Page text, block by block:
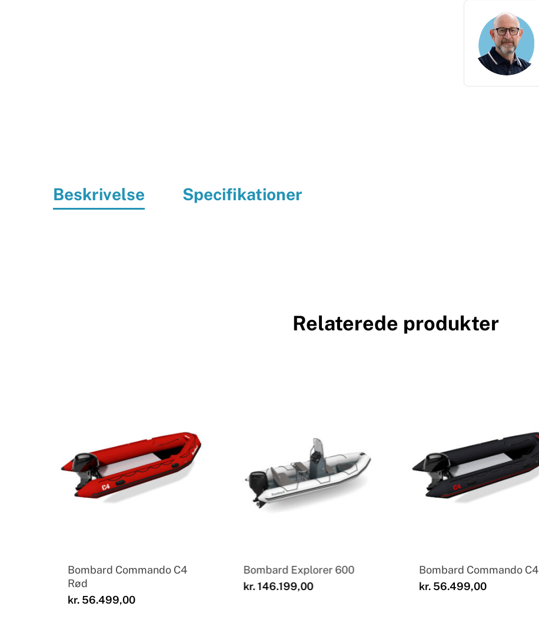
Beskrivelse Specifikationer
Relaterede produkter
Bombard Commando C4
Rød
kr. 56.499,00
Bombard Explorer 600
kr.146.199,00
Bombard Commando C4
kr. 56.499,00